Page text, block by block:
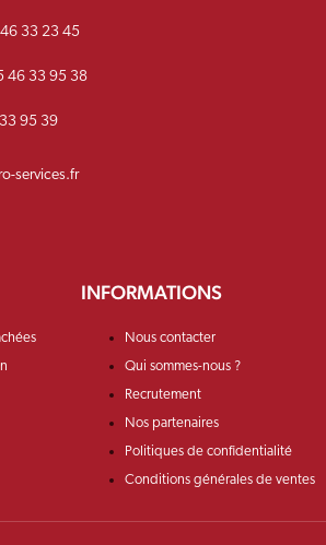
33 23 45
46 33 95 38
95 39
services.fr
INFORMATIONS
Nous contacter
Qui sommes-nous ?
Recrutement
Nos partenaires
Politiques de confidentialité
Conditions générales de ventes